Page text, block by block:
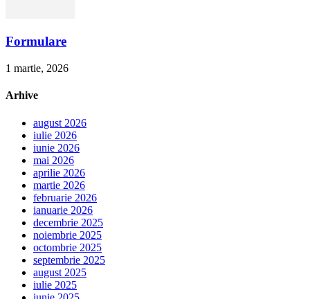
Formulare
1 martie, 2026
Arhive
august 2026
iulie 2026
iunie 2026
mai 2026
aprilie 2026
martie 2026
februarie 2026
ianuarie 2026
decembrie 2025
noiembrie 2025
octombrie 2025
septembrie 2025
august 2025
iulie 2025